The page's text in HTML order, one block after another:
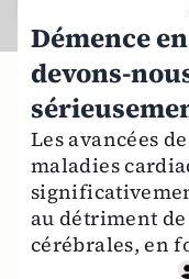
Démence
devons-
Les avancées
maladies
au détriment
cérébrales, en